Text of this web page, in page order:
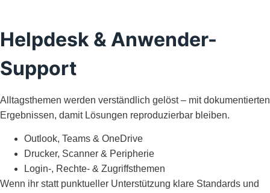
Helpdesk & Anwender-
Support
Alltagsthemen werden verständlich gelöst – mit dokumentierten
Ergebnissen, damit Lösungen reproduzierbar bleiben.
Outlook, Teams & OneDrive
Drucker, Scanner & Peripherie
Login-, Rechte- & Zugriffsthemen
Wenn ihr statt punktueller Unterstützung klare Standards und